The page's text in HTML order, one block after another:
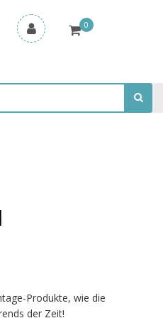
0
Produkte, wie die
der Zeit!